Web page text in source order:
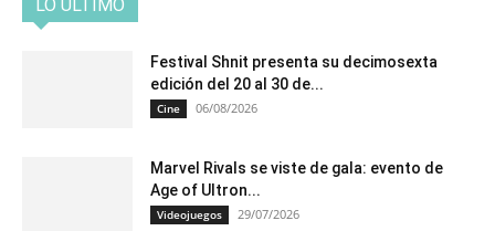
LO ÚLTIMO
Festival Shnit presenta su decimosexta
edición del 20 al 30 de...
Cine 06/08/2026
Marvel Rivals se viste de gala: evento de
Age of Ultron...
Videojuegos 29/07/2026